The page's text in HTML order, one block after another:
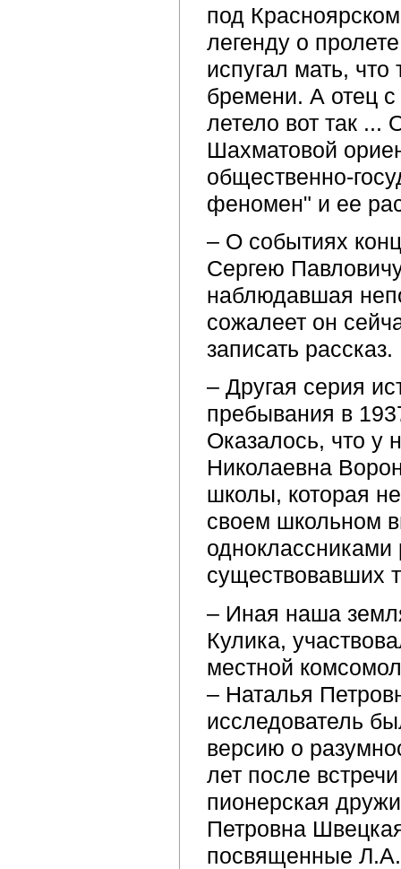
под
легенду о
испугал мать,
бремени. А отец
летело вот так ...
Шахматовой
общественно-
феномен" и ее
– О событиях
Сергею
наблюдавшая
сожалеет он
записать рассказ.
– Другая серия
пребывания в
Оказалось, что у
Николаевна
школы, которая
своем школьном
одноклассниками
существовавших
– Иная наша
Кулика,
местной
– Наталья
исследователь
версию о
лет после
пионерская
Петровна
посвященные Л.А.